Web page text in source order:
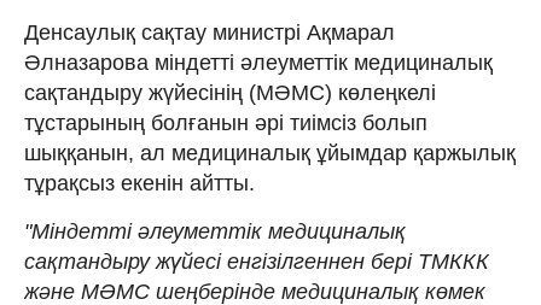
Денсаулық сақтау министрі Ақмарал
Әлназарова міндетті әлеуметтік медициналық
сақтандыру жүйесінің (МӘМС) көлеңкелі
тұстарының болғанын әрі тиімсіз болып
шыққанын, ал медициналық ұйымдар қаржылық
тұрақсыз екенін айтты.
"Міндетті әлеуметтік медициналық
сақтандыру жүйесі енгізілгеннен бері ТМККК
және МӘМС шеңберінде медициналық көмек